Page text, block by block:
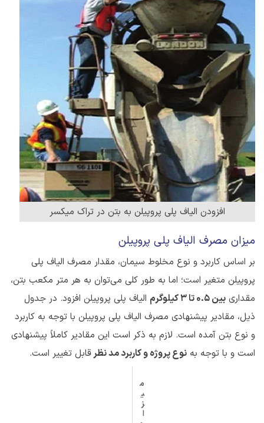
افزودن الیاف پلی پروپیلن به بتن در تراک میکسر
میزان مصرف الیاف پلی پروپیلن
بر اساس کاربرد و نوع مخلوط سیمان، مقدار مصرف الیاف پلی
پروپیلن متغیر است؛ اما به طور کلی می‌توان به هر متر مکعب بتن،
مقداری بین 0.5 تا 3 کیلوگرم
الیاف پلی پروپیلن افزود. در جدول
ذیل، مقادیر پیشنهادی مصرف الیاف پلی پروپیلن با توجه به کاربرد
و نوع بتن آمده است. لازم به ذکر است این مقادیر کاملاً پیشنهادی
است و با توجه به نوع پروژه و کاربرد مد نظرقابل تغییر است.
م
ی
ز
ا